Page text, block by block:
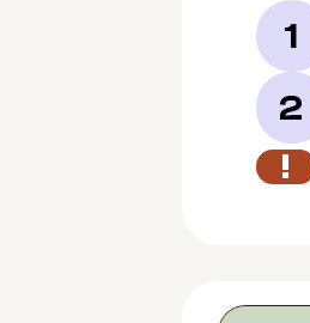
1
2
!